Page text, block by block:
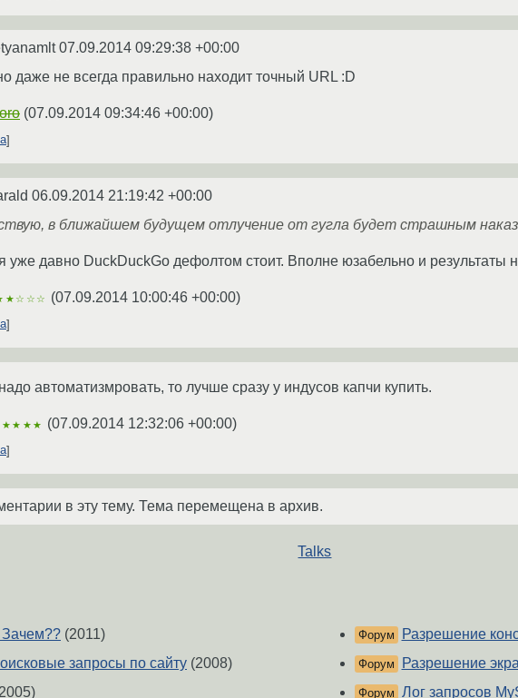
07.09.2014 09:29:38 +00:00
даже не всегда правильно находит точный URL :D
(07.09.2014 09:34:46 +00:00)
06.09.2014 21:19:42 +00:00
в ближайшем будущем отлучение от гугла будет страшным
уже давно DuckDuckGo дефолтом стоит. Вполне юзабельно и результаты
(07.09.2014 10:00:46 +00:00)
автоматизмровать, то лучше сразу у индусов капчи купить.
(07.09.2014 12:32:06 +00:00)
в эту тему. Тема перемещена в архив.
Talks
Зачем?? (2011)
запросы по сайту (2008)
Форум Разрешение
Форум Разрешение
Форум Лог запросов